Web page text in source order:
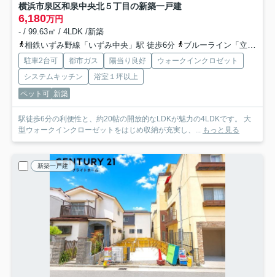
横浜市泉区和泉中央北５丁目の新築一戸建
6,180万円
- / 99.63㎡ / 4LDK /新築
相鉄いずみ野線「いずみ中央」駅 徒歩6分
ブルーライン「立場」駅 バス4分 「泉区総合庁舎前」 停歩5分
駐車2台可 都市ガス 陽当り良好
ウォークインクロゼット
システムキッチン
浴室１坪以上
ペット可 新築
駅徒歩6分の利便性と、約20帖の開放的なLDKが魅力の4LDKです。 大
型ウォークインクローゼットをはじめ収納が充実し、... もっと見る
新築一戸建